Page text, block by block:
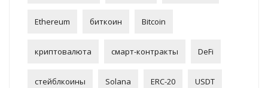
Ethereum биткоин Bitcoin
криптовалюта смарт-контракты DeFi
стейблкоины Solana ERC-20 USDT